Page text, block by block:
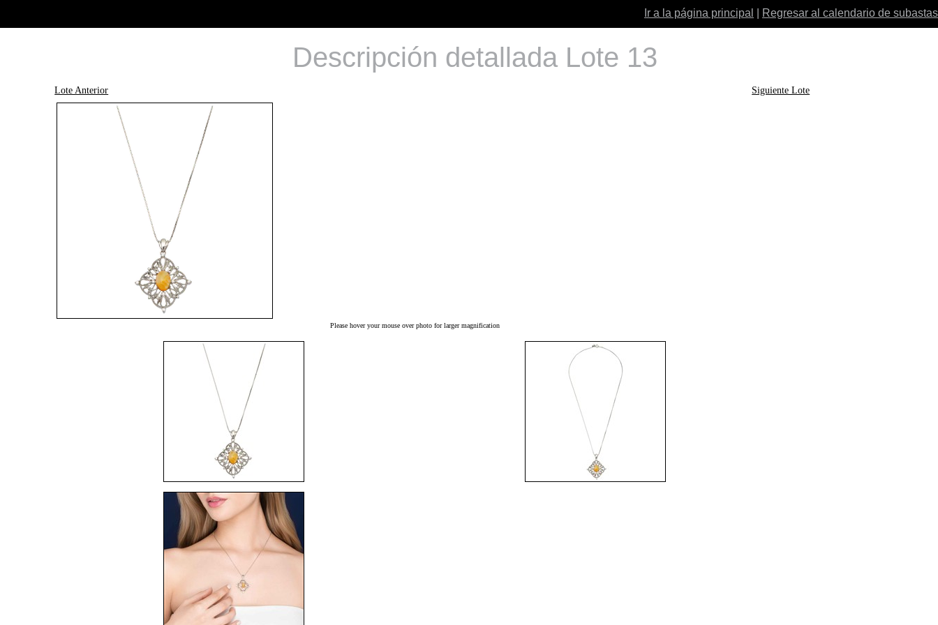
Ir a la página principal Regresar al calendario de subastas
Descripción detallada Lote 13
Lote Anterior Siguiente Lote
Please hover your mouse over photo for larger magnification